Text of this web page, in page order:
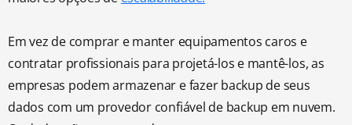
Em vez de comprar e manter equipamentos caros e
contratar profissionais para projetá-los e mantê-los, as
empresas podem armazenar e fazer backup de seus
dados com um provedor confiável de backup em nuvem.